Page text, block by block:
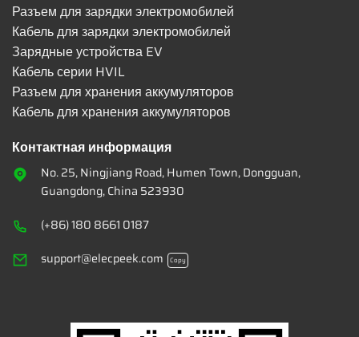
Разъем для зарядки электромобилей
Кабель для зарядки электромобилей
Зарядные устройства EV
Кабель серии HVIL
Разъем для хранения аккумуляторов
Кабель для хранения аккумуляторов
Контактная информация
No. 25, Ningjiang Road, Humen Town, Dongguan,
Guangdong, China 523930
(+86) 180 8661 0187
support@elecpeek.com
Copy